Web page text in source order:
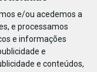
e/ou acedemos a
e processamos
e informações
e
e conteúdos,